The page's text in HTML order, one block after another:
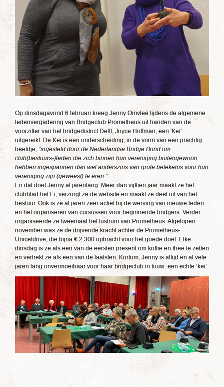
Op dinsdagavond 6 februari kreeg Jenny Omvlee tijdens de algemene
ledenvergadering van Bridgeclub Prometheus uit handen van de
voorzitter van het bridgedistrict Delft, Joyce Hoffman, een 'Kei'
uitgereikt. De Kei is een onderscheiding, in de vorm van een prachtig
beeldje, “ingesteld door de Nederlandse Bridge Bond om
club(bestuurs-)leden die zich binnen hun vereniging buitengewoon
hebben ingespannen dan wel anderszins van grote betekenis voor hun
vereniging zijn (geweest) te eren.”
En dat doet Jenny al jarenlang. Meer dan vijftien jaar maakt ze het
clubblad het Ei, verzorgt ze de website en maakt ze deel uit van het
bestuur. Ook is ze al jaren zeer actief bij de werving van nieuwe leden
en het organiseren van cursussen voor beginnende bridgers. Verder
organiseerde ze tweemaal het lustrum van Prometheus. Afgelopen
november was ze de drijvende kracht achter de Prometheus-
Unicefdrive, die bijna € 2.300 opbracht voor het goede doel. Elke
dinsdag is ze als een van de eersten present om koffie en thee te zetten
en vertrekt ze als een van de laatsten. Kortom, Jenny is altijd en al vele
jaren lang onvermoeibaar voor haar bridgeclub in touw: een echte ‘kei’.